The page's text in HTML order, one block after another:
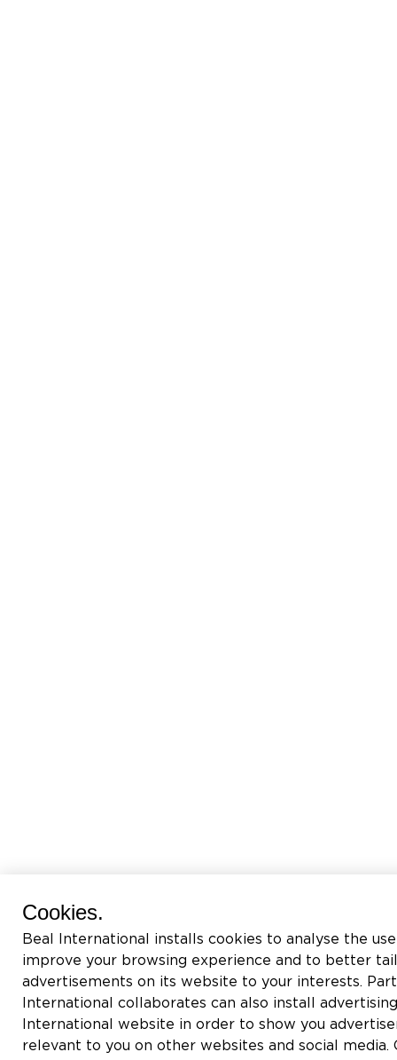
Cookies.
Beal International installs cookies to analyse the
improve your browsing experience and to better
advertisements on its website to your interests.
International collaborates can also install
International website in order to show you
relevant to you on other websites and social media.